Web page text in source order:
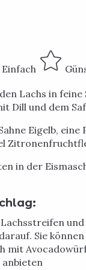
Einfach
den Lachs in
Dill und dem
Eigelb, eine
in der
und
Sie
mit